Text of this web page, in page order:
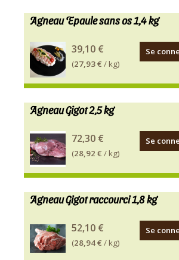
Agneau Epaule sans os 1,4 kg
39,10 €
(27,93 € / kg)
Se
Agneau Gigot 2,5 kg
72,30 €
(28,92 € / kg)
Se
Agneau Gigot raccourci 1,8 kg
52,10 €
(28,94 € / kg)
Se